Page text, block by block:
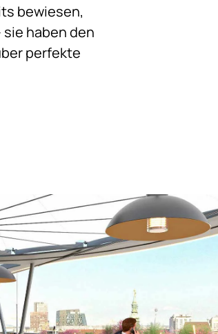
bewiesen,
haben den
perfekte